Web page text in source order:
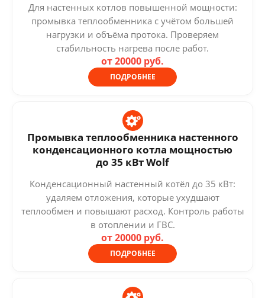
Для настенных котлов повышенной мощности:
промывка теплообменника с учётом большей
нагрузки и объёма протока. Проверяем
стабильность нагрева после работ.
от 20000 руб.
ПОДРОБНЕЕ
Промывка теплообменника настенного
конденсационного котла мощностью
до 35 кВт Wolf
Конденсационный настенный котёл до 35 кВт:
удаляем отложения, которые ухудшают
теплообмен и повышают расход. Контроль работы
в отоплении и ГВС.
от 20000 руб.
ПОДРОБНЕЕ